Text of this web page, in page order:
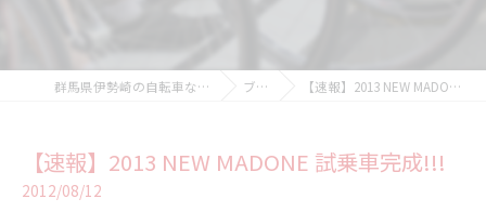
群馬県伊勢崎の自転車ならPOWER-KIDS ブログ 【速報】2013 NEW MADONE 試乗車完成!!!
【速報】2013 NEW MADONE 試乗車完成!!!
2012/08/12